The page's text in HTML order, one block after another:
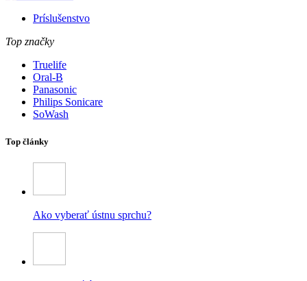
Príslušenstvo
Top značky
Truelife
Oral-B
Panasonic
Philips Sonicare
SoWash
Top články
Ako vyberať ústnu sprchu?